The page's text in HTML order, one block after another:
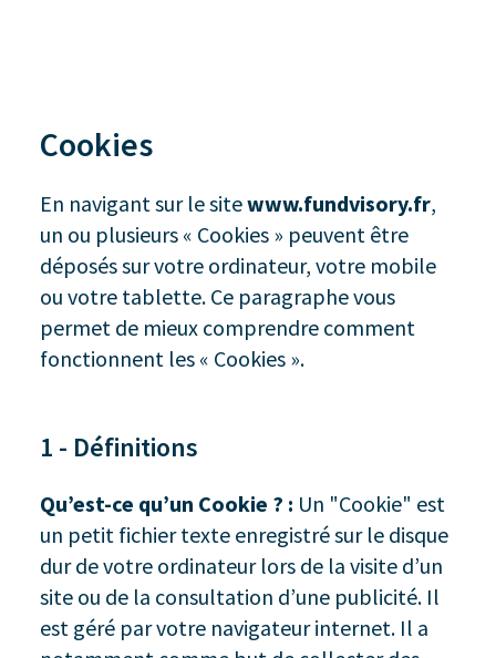
Cookies
En navigant sur le sitewww.fundvisory.fr,
un ou plusieurs « Cookies » peuvent être
déposés sur votre ordinateur, votre mobile
ou votre tablette. Ce paragraphe vous
permet de mieux comprendre comment
fonctionnent les « Cookies ».
1 - Définitions
Qu’est-ce qu’un Cookie ? : Un "Cookie" est
un petit fichier texte enregistré sur le disque
dur de votre ordinateur lors de la visite d’un
site ou de la consultation d’une publicité. Il
est géré par votre navigateur internet. Il a